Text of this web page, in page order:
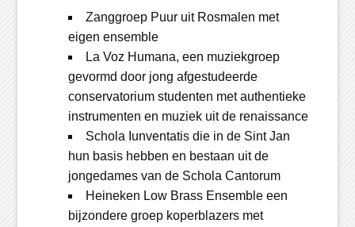
Zanggroep Puur uit Rosmalen met
eigen ensemble
La Voz Humana, een muziekgroep
gevormd door jong afgestudeerde
conservatorium studenten met authentieke
instrumenten en muziek uit de renaissance
Schola Iunventatis die in de Sint Jan
hun basis hebben en bestaan uit de
jongedames van de Schola Cantorum
Heineken Low Brass Ensemble een
bijzondere groep koperblazers met